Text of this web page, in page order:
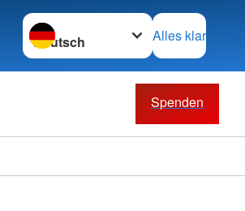
Sprache wechseln zu
Alles klar
Spenden